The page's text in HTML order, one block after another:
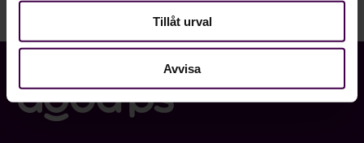
Tillåt urval
Avvisa